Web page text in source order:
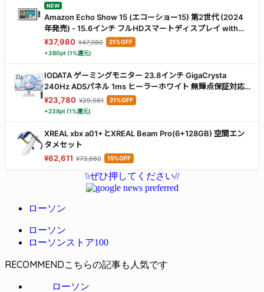
NEW
Amazon Echo Show 15 (エコーショー15) 第2世代 (2024
年発売) - 15.6インチ フルHDスマートディスプレイ with
Alexa、Fire TV機能搭載、Alexa対応音声認識リモコン同梱
¥37,980 ¥47,980
21%OFF
+380pt (1%還元)
IODATA ゲーミングモニター 23.8インチ GigaCrysta
240Hz ADSパネル 1ms ヒーラーホワイト 無輝点保証対応
(HDMI×2/DisplayPort/VESA対応/土日サポート/日本メーカ
ー) EX-GD242UDW
¥23,780 ¥29,981
21%OFF
+238pt (1%還元)
XREAL xbx a01+とXREAL Beam Pro(6+128GB) 空間エン
タメセット
¥62,611 ¥73,660 15%OFF
\\ぜひ押してください//
ローソン
ローソン
ローソンストア100
RECOMMEND
ローソン